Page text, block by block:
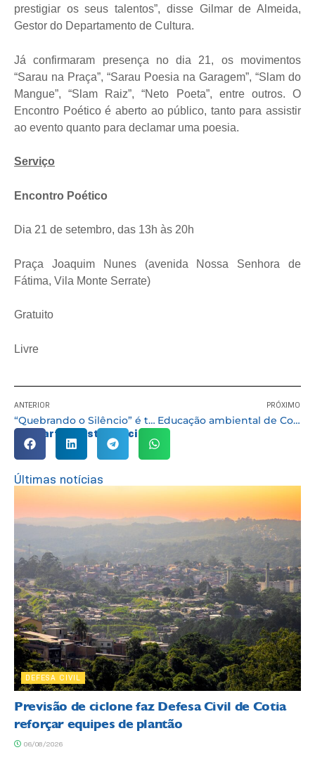
prestigiar os seus talentos”, disse Gilmar de Almeida,
Gestor do Departamento de Cultura.
Já confirmaram presença no dia 21, os movimentos
“Sarau na Praça”, “Sarau Poesia na Garagem”, “Slam do
Mangue”, “Slam Raiz”, “Neto Poeta”, entre outros. O
Encontro Poético é aberto ao público, tanto para assistir
ao evento quanto para declamar uma poesia.
Serviço
Encontro Poético
Dia 21 de setembro, das 13h às 20h
Praça Joaquim Nunes (avenida Nossa Senhora de
Fátima, Vila Monte Serrate)
Gratuito
Livre
ANTERIOR
“Quebrando o Silêncio” é tema de Reunião Socioeducativa nos CRAS’s de Cotia
PRÓXIMO
Educação ambiental de Cotia é destaque na Rede Globo
Compartilhe esta notícia:
Últimas notícias
DEFESA CIVIL
Previsão de ciclone faz Defesa Civil de Cotia
reforçar equipes de plantão
06/08/2026